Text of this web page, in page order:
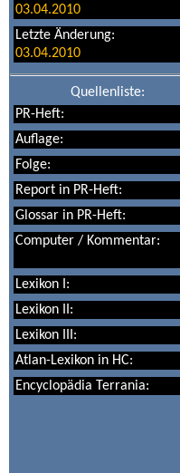
03.04.2010
Letzte Änderung:
03.04.2010
Quellenliste:
PR-Heft:
Auflage:
Folge:
Report in PR-Heft:
Glossar in PR-Heft:
Computer / Kommentar:
Lexikon I:
Lexikon II:
Lexikon III:
Atlan-Lexikon in HC:
Encyclopädia Terrania: